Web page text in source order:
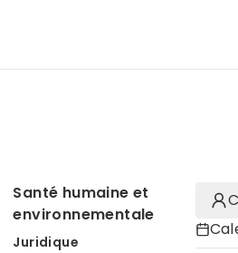
Santé humaine et
environnementale
Juridique